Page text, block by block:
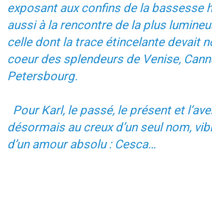
exposant aux confins de la bassesse
aussi à la rencontre de la plus
celle dont la trace étincelante devait
coeur des splendeurs de Venise,
Petersbourg.
Pour Karl, le passé, le présent et
désormais au creux d’un seul nom,
d’un amour absolu : Cesca…